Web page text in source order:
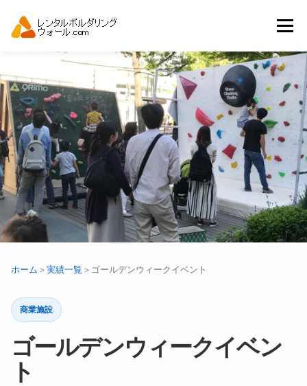
へ
ス
キ
ッ
プ
メニュー
トップ 自動見積り 商品一覧
アーバンスポーツイベント.JP
ホーム ＞実績一覧 ＞ ゴールデンウィークイベント
商業施設
ゴールデンウィークイベン
ト